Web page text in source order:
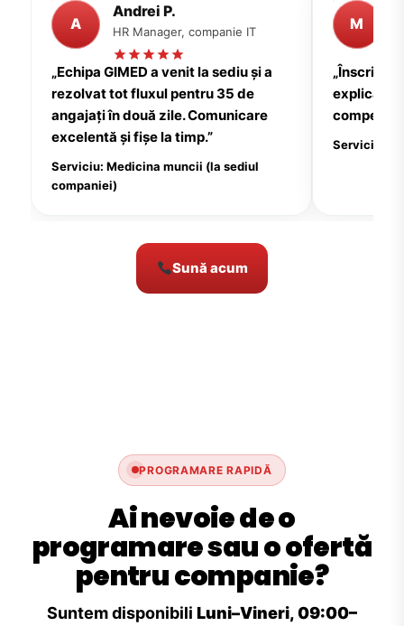
A
Andrei P.
HR Manager, companie IT
„Echipa GIMED a venit la sediu și a
rezolvat tot fluxul pentru 35 de
angajați în două zile. Comunicare
excelentă și fișe la timp.”
Serviciu: Medicina muncii (la sediul
companiei)
M
explicații
Serviciu:
Sună acum
PROGRAMARE RAPIDĂ
Ai nevoie de o
programare sau o ofertă
pentru companie?
Suntem disponibili Luni–Vineri, 09:00–